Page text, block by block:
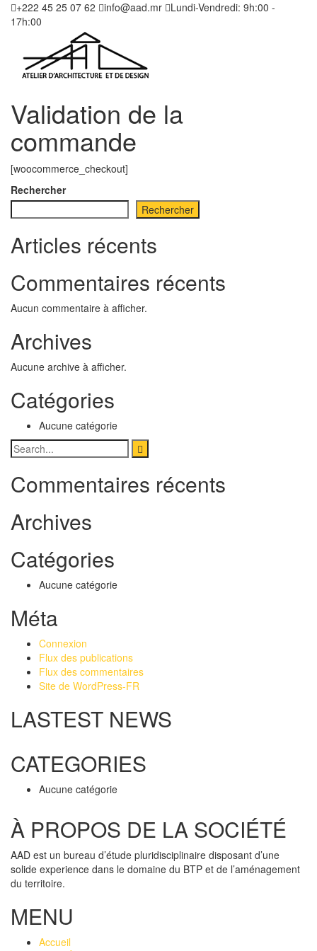
+222 45 25 07 62 info@aad.mr
Lundi-Vendredi: 9h:00 -
17h:00
Validation de la
commande
[woocommerce_checkout]
Rechercher
Rechercher
Articles récents
Commentaires récents
Aucun commentaire à afficher.
Archives
Aucune archive à afficher.
Catégories
Aucune catégorie
Commentaires récents
Archives
Catégories
Aucune catégorie
Méta
Connexion
Flux des publications
Flux des commentaires
Site de WordPress-FR
LASTEST NEWS
CATEGORIES
Aucune catégorie
À PROPOS DE LA SOCIÉTÉ
AAD est un bureau d’étude pluridisciplinaire disposant d’une
solide experience dans le domaine du BTP et de l’aménagement
du territoire.
MENU
Accueil